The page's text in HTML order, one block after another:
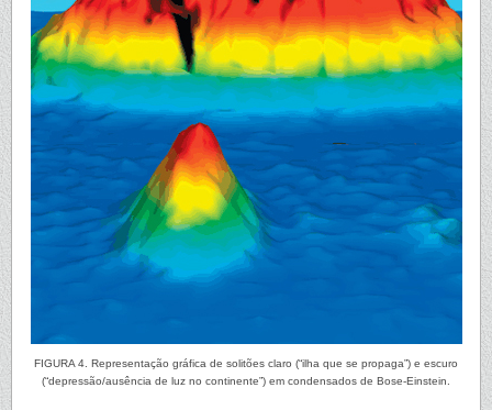
FIGURA 4. Representação gráfica de solitões claro (“ilha que se propaga”) e escuro
(“depressão/ausência de luz no continente”) em condensados de Bose-Einstein.